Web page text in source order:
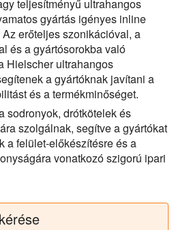
teljesítményű ultrahangos
gyártás igényes inline
erőteljes szonikációval, a
és a gyártósorokba való
Hielscher ultrahangos
a gyártóknak javítani a
és a termékminőséget.
sodronyok, drótkötelek és
szolgálnak, segítve a gyártókat
a felület-előkészítésre és a
vonatkozó szigorú ipari